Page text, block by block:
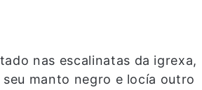
nas escalinatas da igrexa,
manto negro e locía outro